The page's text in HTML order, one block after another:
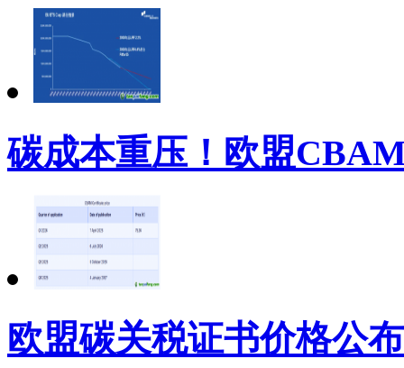
碳成本重压！欧盟
欧盟碳关税证书价格公